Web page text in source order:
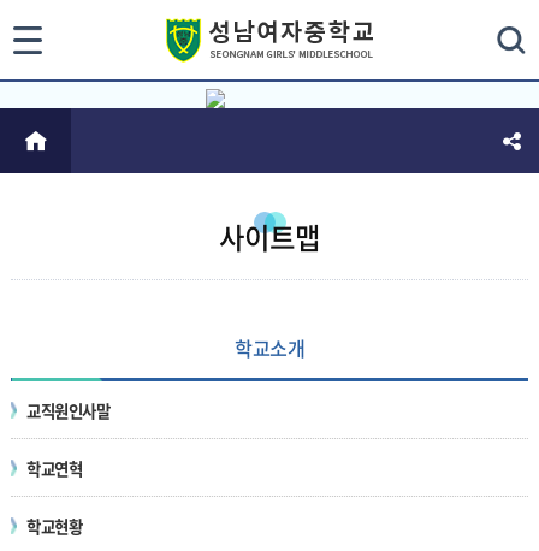
합
검
HOME
사이트맵
학교소개
교직원인사말
학교연혁
학교현황